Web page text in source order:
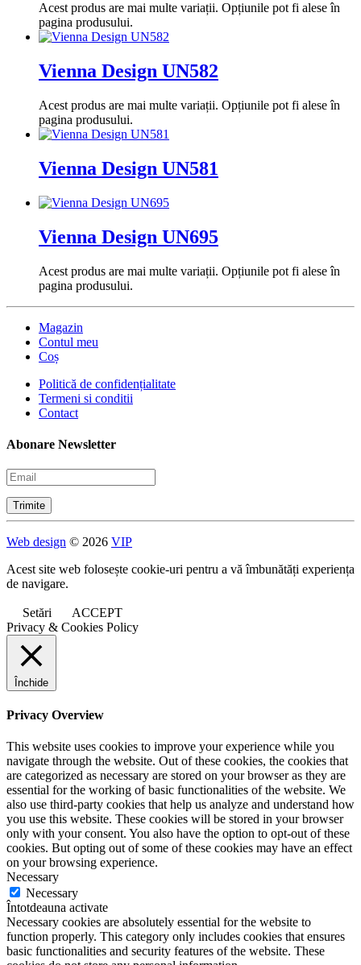
Acest produs are mai multe variații. Opțiunile pot fi alese în
pagina produsului.
Vienna Design UN582
Acest produs are mai multe variații. Opțiunile pot fi alese în
pagina produsului.
Vienna Design UN581
Vienna Design UN695
Acest produs are mai multe variații. Opțiunile pot fi alese în
pagina produsului.
Magazin
Contul meu
Coș
Politică de confidențialitate
Termeni si conditii
Contact
Abonare Newsletter
Web design © 2026 VIP
Acest site web folosește cookie-uri pentru a vă îmbunătăți experiența
de navigare.
Setări
ACCEPT
Privacy & Cookies Policy
Închide
Privacy Overview
This website uses cookies to improve your experience while you
navigate through the website. Out of these cookies, the cookies that
are categorized as necessary are stored on your browser as they are
essential for the working of basic functionalities of the website. We
also use third-party cookies that help us analyze and understand how
you use this website. These cookies will be stored in your browser
only with your consent. You also have the option to opt-out of these
cookies. But opting out of some of these cookies may have an effect
on your browsing experience.
Necessary
Necessary
Întotdeauna activate
Necessary cookies are absolutely essential for the website to
function properly. This category only includes cookies that ensures
basic functionalities and security features of the website. These